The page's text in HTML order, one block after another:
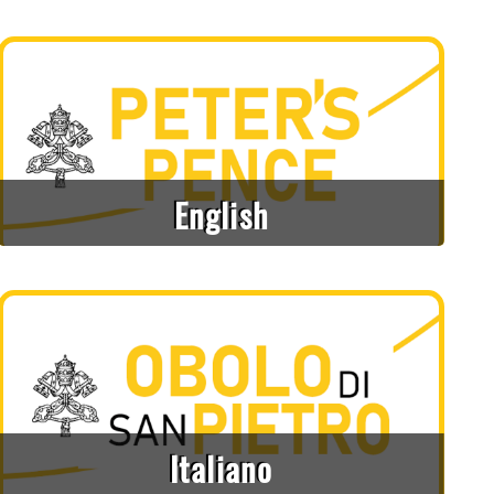
English
Italiano